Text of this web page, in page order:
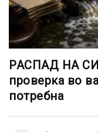
РАСПАД НА
проверка во
потребна